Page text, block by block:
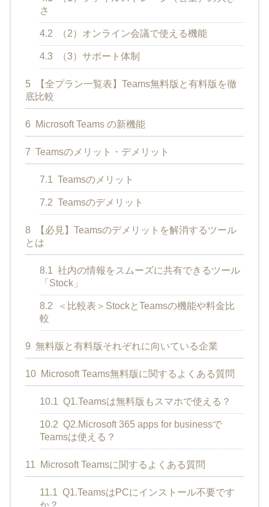
さ
4.2 （2）オンライン会議で使える機能
4.3 （3）サポート体制
5
【全プラン一覧表】Teams無料版と有料版を徹
底比較
6 Microsoft Teams の新機能
7 Teamsのメリット・デメリット
7.1 Teamsのメリット
7.2 Teamsのデメリット
8
【必見】Teamsのデメリットを解消するツール
とは
8.1 社内の情報をスムーズに共有できるツール
「Stock」
8.2
＜比較表＞StockとTeamsの機能や料金比
較
9 無料版と有料版それぞれに向いている企業
10 Microsoft Teams無料版に関するよくある質問
10.1 Q1.Teamsは無料版もスマホで使える？
10.2 Q2.Microsoft 365 apps for businessで
Teamsは使える？
11 Microsoft Teamsに関するよくある質問
11.1 Q1.TeamsはPCにインストール不要です
か？